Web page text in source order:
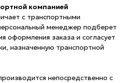
компанией
с транспортными
менеджер подберет
оформления заказа и согласует
назначенную транспортной
непосредственно с